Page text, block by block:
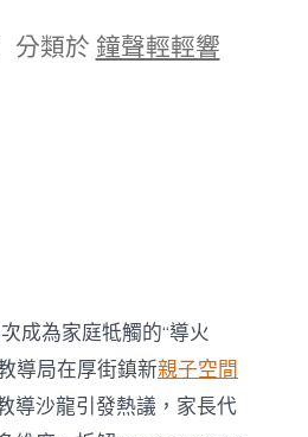
分類於 鐘聲輕輕響
成為家庭牴觸的“導火
導局在厚街鎮新親子空間
導沙龍引發熱議，家長代